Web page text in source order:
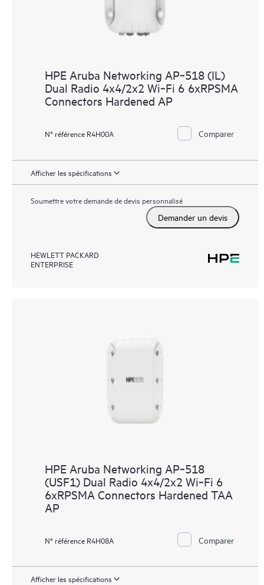
HPE Aruba Networking AP‑518 (IL)
Dual Radio 4x4/2x2 Wi‑Fi 6 6xRPSMA
Connectors Hardened AP
N° référence R4H00A Comparer
Afficher les spécifications
Soumettre votre demande de devis personnalisé
Demander un devis
HEWLETT PACKARD
ENTERPRISE
HPE Aruba Networking AP‑518
(USF1) Dual Radio 4x4/2x2 Wi‑Fi 6
6xRPSMA Connectors Hardened TAA
AP
N° référence R4H08A Comparer
Afficher les spécifications